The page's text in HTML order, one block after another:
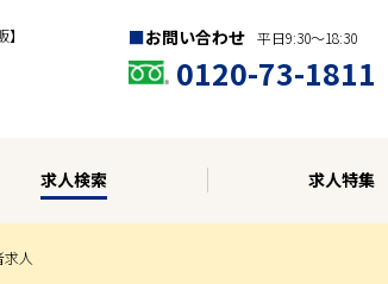
お問い合わせ 平日9:30〜18:30
0120-73-1811
求人検索 求人特集
人